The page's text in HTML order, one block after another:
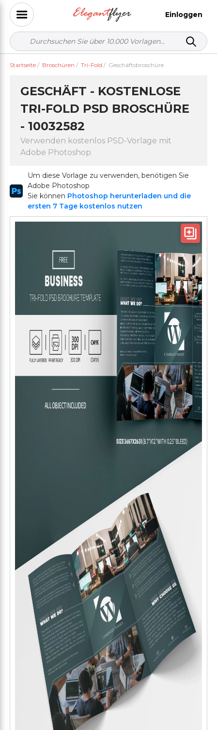
Einloggen
Startseite / Broschüren / Tri-Fold / Geschäftsbroschüre
GESCHÄFT - KOSTENLOSE
TRI-FOLD PSD BROSCHÜRE
- 10032582
Verwenden kostenlos PSD-Vorlage mit
Adobe Photoshop
Um diese Vorlage zu verwenden, benötigen Sie
Adobe Photoshop
Sie können Photoshop herunterladen und die
ersten 7 Tage kostenlos nutzen